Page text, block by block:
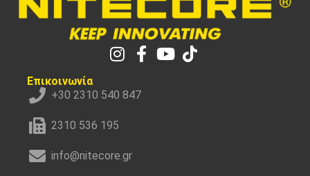
Επικοινωνία
+30 2310 540 847
2310 536 195
info@nitecore.gr